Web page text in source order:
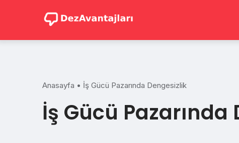
Anasayfa • İş Gücü Pazarında Dengesizlik
İş Gücü Pazarında